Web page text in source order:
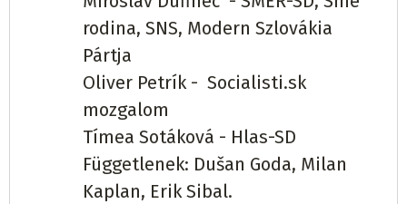
VámoslucskaJán Kendereš független135
VásárhelyRóbert Koba
SMER - SD/Hlas-SD/SME RODINA
ZalacskaTomáš Čeklejfüggetlen227(38,22%)
SZÖVETSÉG/KDH/SMER - SD 711(65,96%)
TőketerebesMarek Čižmár
Mikuláš Levkut
Hlas-SD/SME RODINA/SMER - SD209(100%)
rodina, SNS, Modern Szlovákia
Pártja
Oliver Petrík - Socialisti.sk
mozgalom
Tímea Sotáková - Hlas-SD
Függetlenek: Dušan Goda, Milan
Kaplan, Erik Sibal.